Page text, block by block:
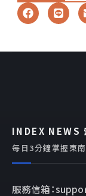
F
a
b
L
i
INDEX NEWS
每日3分鐘掌握東
服務信箱：